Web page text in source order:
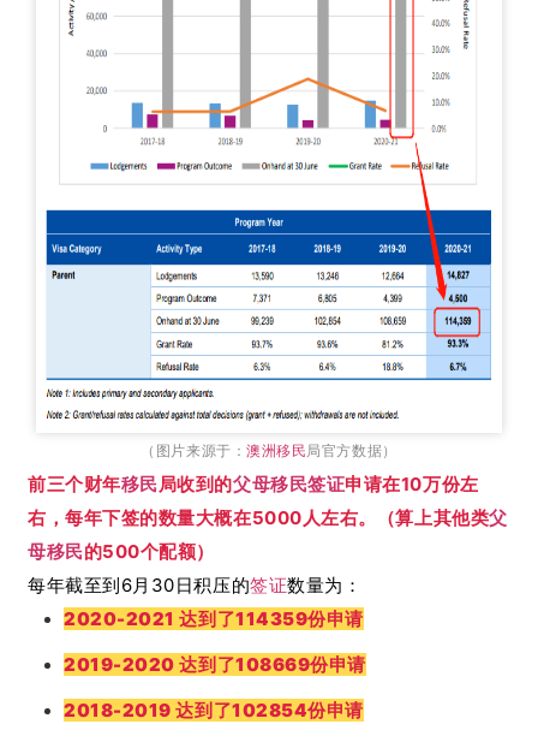
（图片来源于：澳洲移民 局官方数据）
前三个财年移民局收到的父母移民签证申请在10万份左
右，每年下签的数量大概在5000人左右。（算上其他类父
母移民的500个配额）
每年截至到6月30日积压的签证数量为：
2020-2021 达到了114359份申请
2019-2020 达到了108669份申请
2018-2019 达到了102854份申请